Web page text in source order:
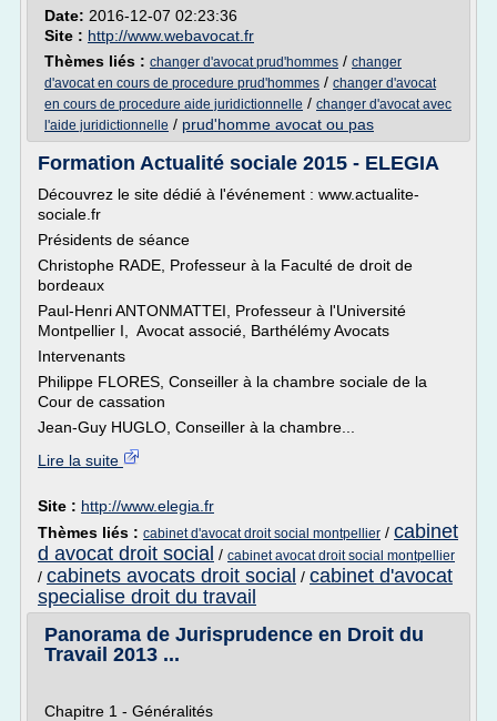
Date: 2016-12-07 02:23:36
Site : http://www.webavocat.fr
Thèmes liés : changer d'avocat prud'hommes / changer
d'avocat en cours de procedure prud'hommes / changer d'avocat
en cours de procedure aide juridictionnelle / changer d'avocat avec
l'aide juridictionnelle / prud'homme avocat ou pas
Formation Actualité sociale 2015 - ELEGIA
Découvrez le site dédié à l'événement : www.actualite-
sociale.fr
Présidents de séance
Christophe RADE, Professeur à la Faculté de droit de
bordeaux
Paul-Henri ANTONMATTEI, Professeur à l'Université
Montpellier I, Avocat associé, Barthélémy Avocats
Intervenants
Philippe FLORES, Conseiller à la chambre sociale de la
Cour de cassation
Jean-Guy HUGLO, Conseiller à la chambre...
Lire la suite
Site : http://www.elegia.fr
Thèmes liés : cabinet d'avocat droit social montpellier / cabinet
d avocat droit social / cabinet avocat droit social montpellier
/ cabinets avocats droit social / cabinet d'avocat
specialise droit du travail
Panorama de Jurisprudence en Droit du
Travail 2013 ...
Chapitre 1 - Généralités